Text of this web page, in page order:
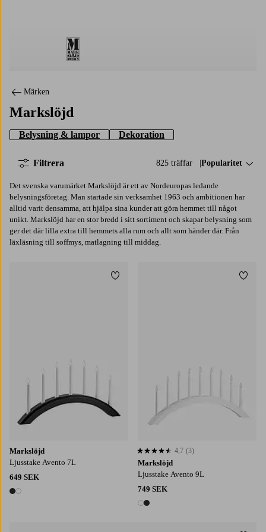
Märken
Markslöjd
Belysning & lampor Dekoration
825 träffar Sortera på:
Popularitet
Filtrera
Det svenska varumärket Markslöjd är ett av Nordeuropas ledande
belysningsföretag. Man startade sin verksamhet 1963 och ambitionen har
alltid varit densamma, att hjälpa sina kunder att göra hemmet till något
unikt. Markslöjd har en stor bredd i sitt sortiment och skapar belysning som
ger det där lilla extra till hemmets alla rum och allt som händer där. Från
läxläsning till soffmys, matlagning till middag.
Markslöjd
Ljusstake Avento 7L
649 SEK
2 färger
Lägg till i favoriter
Markslöjd
Ljusstake Avento 9L
749 SEK
2 färger
4,7 baserat på 3 st betyg
4,7 (3)